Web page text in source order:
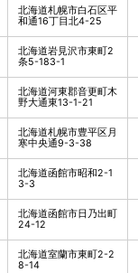
北海道札幌市白石区平
和通16丁目北4-25
北海道岩見沢市東町2
条5-183-1
北海道河東郡音更町木
野大通東13-1-21
北海道札幌市豊平区月
寒中央通9-3-38
北海道函館市昭和2-1
3-3
北海道函館市日乃出町
24-12
北海道室蘭市東町2-2
8-14